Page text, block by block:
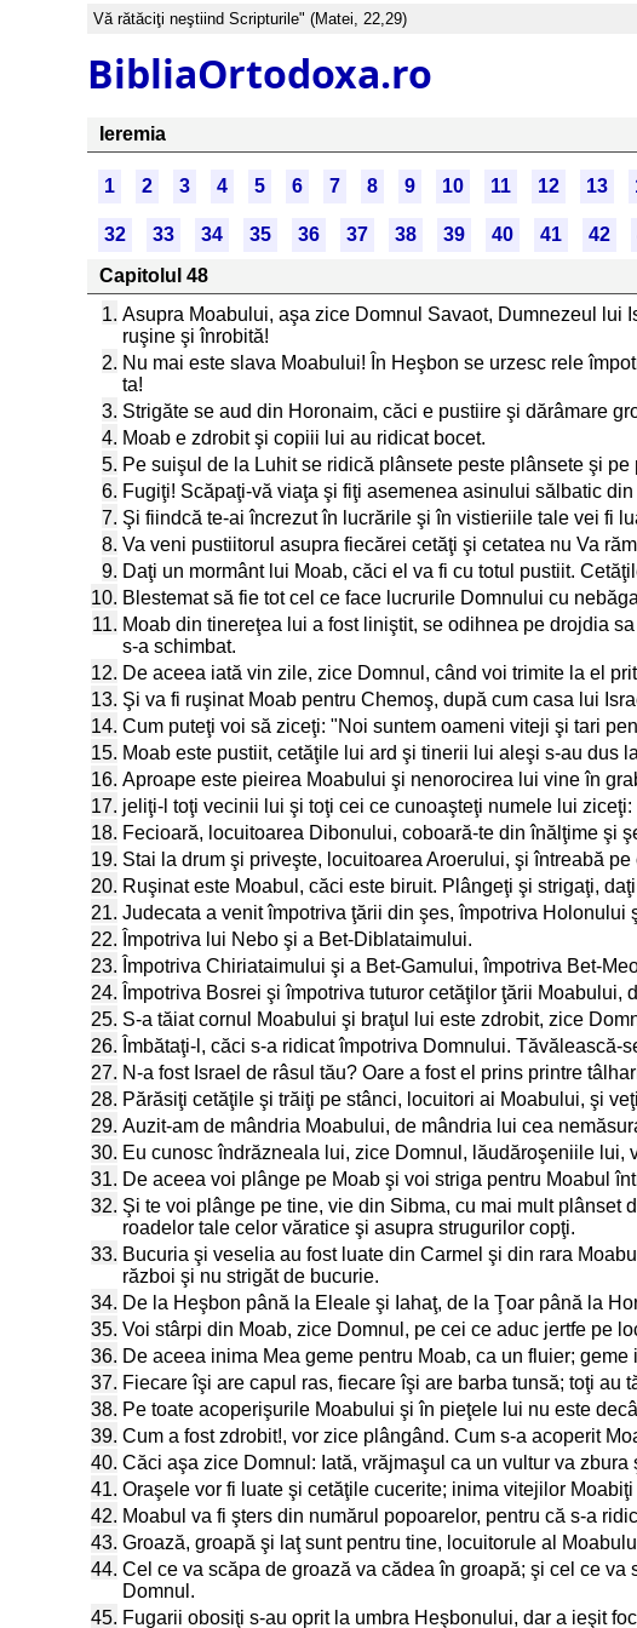
Vă rătăciţi neştiind Scripturile" (Matei, 22,29)
BibliaOrtodoxa.ro
Ieremia
1 2 3 4 5 6 7 8 9 10 11 12 13
32 33 34 35 36 37 38 39 40 41 42
Capitolul 48
1. Asupra Moabului, aşa zice Domnul Savaot, Dumnezeul lui
ruşine şi înrobită!
2. Nu mai este slava Moabului! În Heşbon se urzesc rele
ta!
3. Strigăte se aud din Horonaim, căci e pustiire şi dărâmare
4. Moab e zdrobit şi copiii lui au ridicat bocet.
5. Pe suişul de la Luhit se ridică plânsete peste plânsete şi
6. Fugiţi! Scăpaţi-vă viaţa şi fiţi asemenea asinului sălbatic din
7. Şi fiindcă te-ai încrezut în lucrările şi în vistieriile tale vei fi
8. Va veni pustiitorul asupra fiecărei cetăţi şi cetatea nu Va
9. Daţi un mormânt lui Moab, căci el va fi cu totul pustiit.
10. Blestemat să fie tot cel ce face lucrurile Domnului cu
11. Moab din tinereţea lui a fost liniştit, se odihnea pe drojdia
s-a schimbat.
12. De aceea iată vin zile, zice Domnul, când voi trimite la el
13. Şi va fi ruşinat Moab pentru Chemoş, după cum casa lui
14. Cum puteţi voi să ziceţi: "Noi suntem oameni viteji şi tari
15. Moab este pustiit, cetăţile lui ard şi tinerii lui aleşi s-au dus
16. Aproape este pieirea Moabului şi nenorocirea lui vine în
17. jeliţi-l toţi vecinii lui şi toţi cei ce cunoaşteţi numele lui
18. Fecioară, locuitoarea Dibonului, coboară-te din înălţime şi
19. Stai la drum şi priveşte, locuitoarea Aroerului, şi întreabă
20. Ruşinat este Moabul, căci este biruit. Plângeţi şi strigaţi,
21. Judecata a venit împotriva ţării din şes, împotriva
22. Împotriva lui Nebo şi a Bet-Diblataimului.
23. Împotriva Chiriataimului şi a Bet-Gamului, împotriva Bet-
24. Împotriva Bosrei şi împotriva tuturor cetăţilor ţării Moabului,
25. S-a tăiat cornul Moabului şi braţul lui este zdrobit, zice
26. Îmbătaţi-l, căci s-a ridicat împotriva Domnului. Tăvălească-
27. N-a fost Israel de râsul tău? Oare a fost el prins printre
28. Părăsiţi cetăţile şi trăiţi pe stânci, locuitori ai Moabului, şi
29. Auzit-am de mândria Moabului, de mândria lui cea
30. Eu cunosc îndrăzneala lui, zice Domnul, lăudăroşeniile lui,
31. De aceea voi plânge pe Moab şi voi striga pentru Moabul
32. Şi te voi plânge pe tine, vie din Sibma, cu mai mult plânset
roadelor tale celor văratice şi asupra strugurilor copţi.
33. Bucuria şi veselia au fost luate din Carmel şi din rara
război şi nu strigăt de bucurie.
34. De la Heşbon până la Eleale şi Iahaţ, de la Ţoar până la
35. Voi stârpi din Moab, zice Domnul, pe cei ce aduc jertfe pe
36. De aceea inima Mea geme pentru Moab, ca un fluier;
37. Fiecare îşi are capul ras, fiecare îşi are barba tunsă; toţi au
38. Pe toate acoperişurile Moabului şi în pieţele lui nu este
39. Cum a fost zdrobit!, vor zice plângând. Cum s-a acoperit
40. Căci aşa zice Domnul: Iată, vrăjmaşul ca un vultur va
41. Oraşele vor fi luate şi cetăţile cucerite; inima vitejilor
42. Moabul va fi şters din numărul popoarelor, pentru că s-a
43. Groază, groapă şi laţ sunt pentru tine, locuitorule al
44. Cel ce va scăpa de groază va cădea în groapă; şi cel ce
Domnul.
45. Fugarii obosiţi s-au oprit la umbra Heşbonului, dar a ieşit